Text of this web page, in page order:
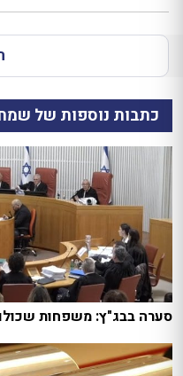
כתבות נוספות של
סערה בבג"ץ: משפחות